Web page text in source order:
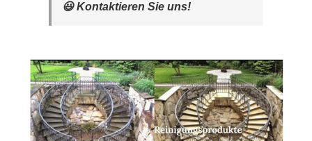
😃 Kontaktieren Sie uns!